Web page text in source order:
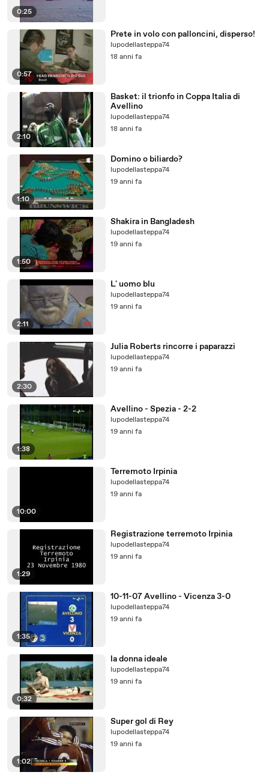
0:25
0:57
Prete in volo con palloncini, disperso!
lupodellasteppa74
18 anni fa
2:10
Basket: il trionfo in Coppa Italia di
Avellino
lupodellasteppa74
18 anni fa
1:10
Domino o biliardo?
lupodellasteppa74
19 anni fa
1:50
Shakira in Bangladesh
lupodellasteppa74
19 anni fa
2:11
L' uomo blu
lupodellasteppa74
19 anni fa
2:30
Julia Roberts rincorre i paparazzi
lupodellasteppa74
19 anni fa
1:38
Avellino - Spezia - 2-2
lupodellasteppa74
19 anni fa
10:00
Terremoto Irpinia
lupodellasteppa74
19 anni fa
1:29
Registrazione terremoto Irpinia
lupodellasteppa74
19 anni fa
1:35
10-11-07 Avellino - Vicenza 3-0
lupodellasteppa74
19 anni fa
0:32
la donna ideale
lupodellasteppa74
19 anni fa
1:02
Super gol di Rey
lupodellasteppa74
19 anni fa